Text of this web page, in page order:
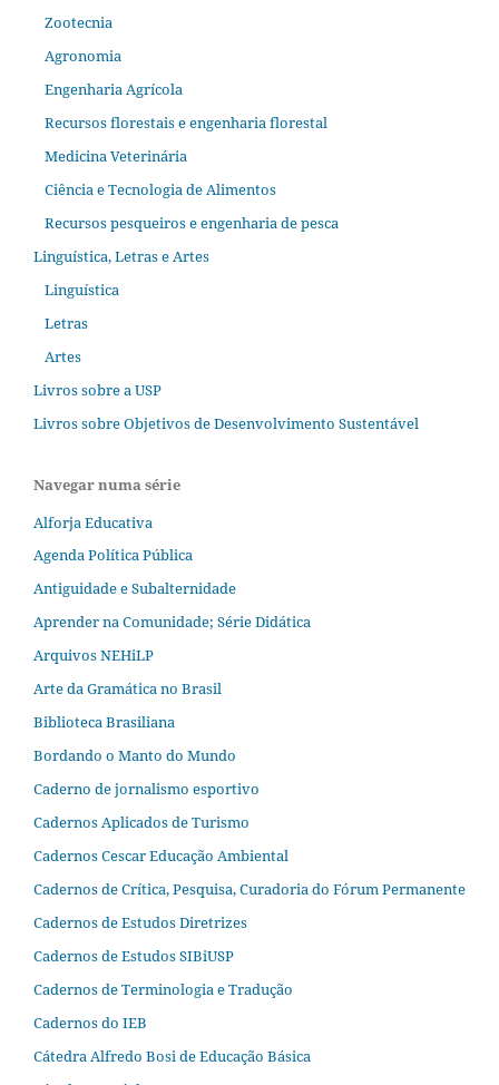
Zootecnia
Agronomia
Engenharia Agrícola
Recursos florestais e engenharia florestal
Medicina Veterinária
Ciência e Tecnologia de Alimentos
Recursos pesqueiros e engenharia de pesca
Linguística, Letras e Artes
Linguística
Letras
Artes
Livros sobre a USP
Livros sobre Objetivos de Desenvolvimento Sustentável
Navegar numa série
Alforja Educativa
Agenda Política Pública
Antiguidade e Subalternidade
Aprender na Comunidade; Série Didática
Arquivos NEHiLP
Arte da Gramática no Brasil
Biblioteca Brasiliana
Bordando o Manto do Mundo
Caderno de jornalismo esportivo
Cadernos Aplicados de Turismo
Cadernos Cescar Educação Ambiental
Cadernos de Crítica, Pesquisa, Curadoria do Fórum Permanente
Cadernos de Estudos Diretrizes
Cadernos de Estudos SIBiUSP
Cadernos de Terminologia e Tradução
Cadernos do IEB
Cátedra Alfredo Bosi de Educação Básica